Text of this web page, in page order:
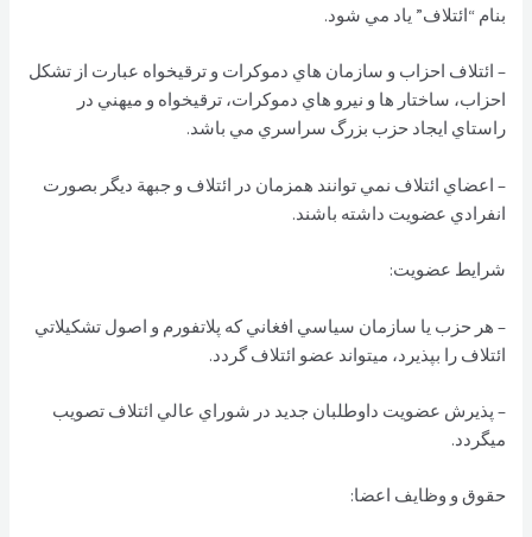
بنام “ائتلاف” ياد مي شود.
– ائتلاف احزاب و سازمان هاي دموكرات و ترقیخواه عبارت از تشكل
احزاب، ساختار ها و نيرو هاي دموكرات، ترقيخواه و ميهني در
راستاي ايجاد حزب بزرگ سراسري مي باشد.
– اعضاي ائتلاف نمي توانند همزمان در ائتلاف و جبهة ديگر بصورت
انفرادي عضويت داشته باشند.
شرايط عضويت:
– هر حزب يا سازمان سياسي افغاني كه پلاتفورم و اصول تشكيلاتي
ائتلاف را بپذيرد، ميتواند عضو ائتلاف گردد.
– پذيرش عضويت داوطلبان جديد در شوراي عالي ائتلاف تصويب
ميگردد.
حقوق و وظايف اعضا: